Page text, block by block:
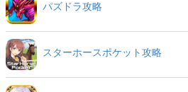
パズドラ攻略
スターホースポケット攻略